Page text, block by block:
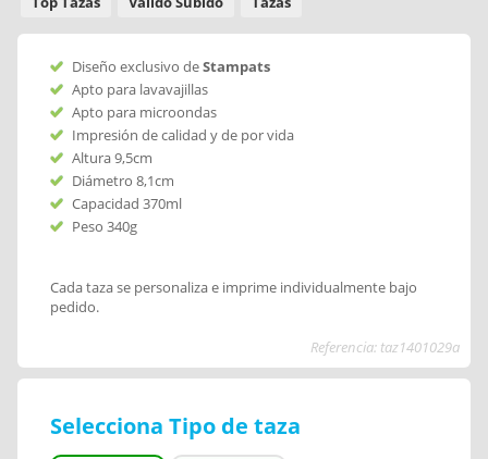
Diseño exclusivo deStampats
Apto para lavavajillas
Apto para microondas
Impresión de calidad y de por vida
Altura 9,5cm
Diámetro 8,1cm
Capacidad 370ml
Peso 340g
Cada taza se personaliza e imprime individualmente bajo
pedido.
Referencia: taz1401029a
Selecciona Tipo de taza